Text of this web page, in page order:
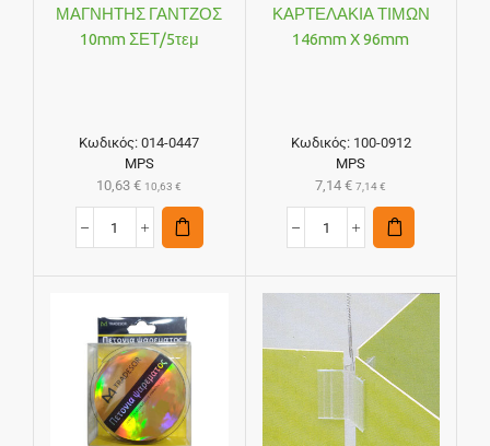
ΜΑΓΝΗΤΗΣ ΓΑΝΤΖΟΣ
10mm ΣΕΤ/5τεμ
Κωδικός:014-0447
MPS
10,63€ 10,63€
ΚΑΡΤΕΛΑΚΙΑ ΤΙΜΩΝ
146mm X 96mm
Κωδικός: 100-0912
MPS
7,14€ 7,14€